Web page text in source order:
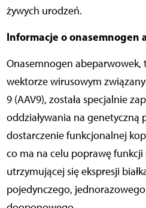
żywych urodzeń.
Informacje o onasemnogen
Onasemnogen
wektorze wirusowym
9 (AAV9), została specjalnie
oddziaływania na genetyczną
dostarczenie funkcjonalnej
co ma na celu poprawę
utrzymującej się ekspresji
pojedynczego,